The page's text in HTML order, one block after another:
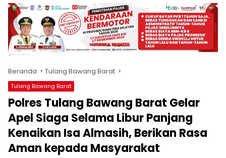
produk
antara
lain
mampu
menjadi
komunikasi
usaha
(beriklan),
fokus
pada
pemberitaan
nasional
maupun
Beranda Tulang Bawang Barat
Tulang Bawang Barat
Polres Tulang Bawang Barat Gelar
Apel Siaga Selama Libur Panjang
Kenaikan Isa Almasih, Berikan Rasa
Aman kepada Masyarakat